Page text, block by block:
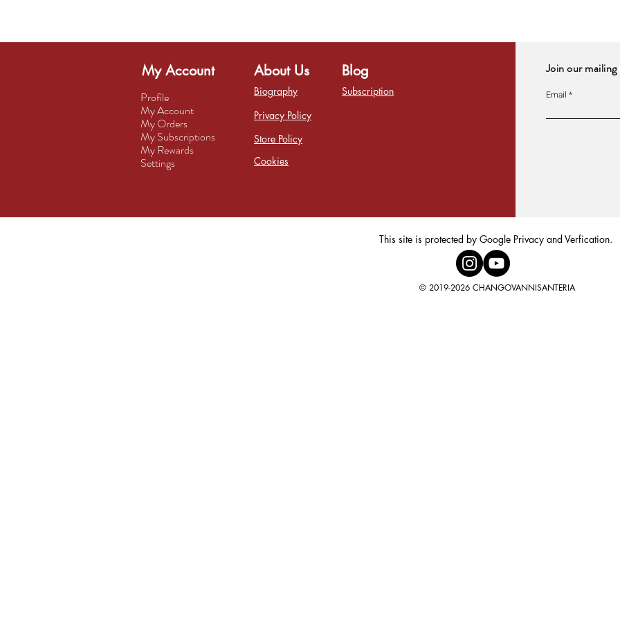
My Account
Profile
My Account
My Orders
My Subscriptions
My Rewards
Settings
About Us
Biography
Privacy Policy
Store Policy
Cookies
Blog
Subscription
Join our
Email
This site is protected by Google Privacy and Verfication.
© 2019-2026 CHANGOVANNISANTERIA